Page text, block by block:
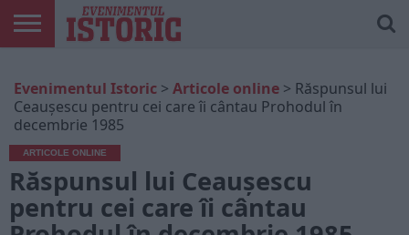
ONLINE
EDIȚII
TIPĂRITE
ISTORIC
PLAY
CONTUL
MEU
Evenimentul Istoric > Articole online > Răspunsul lui
Ceauşescu pentru cei care îi cântau Prohodul în
decembrie 1985
ARTICOLE ONLINE
Răspunsul lui Ceauşescu
pentru cei care îi cântau